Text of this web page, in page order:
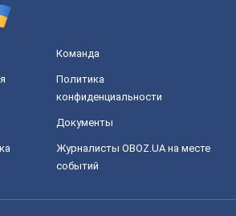
Команда
Политика
конфиденциальности
Документы
Журналисты OBOZ.UA на месте
событий